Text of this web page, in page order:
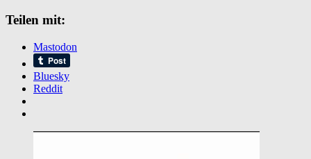
Teilen mit:
Mastodon
Bluesky
Reddit